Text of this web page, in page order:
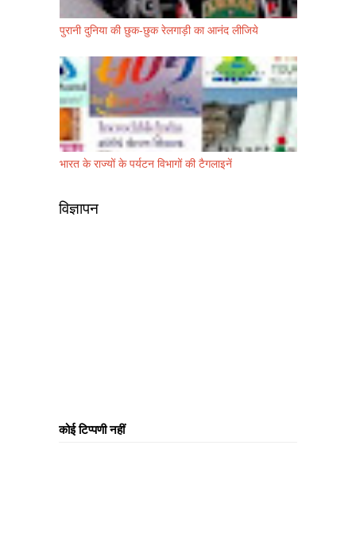
पुरानी दुनिया की छुक-छुक रेलगाड़ी का आनंद लीजिये
भारत के राज्यों के पर्यटन विभागों की टैगलाइनें
विज्ञापन
कोई टिप्पणी नहीं